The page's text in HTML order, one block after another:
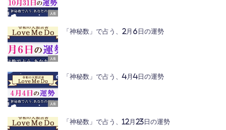
人生
人生
「神秘数」で占う、2月6日の運勢
人生
「神秘数」で占う、4月4日の運勢
「神秘数」で占う、12月23日の運勢